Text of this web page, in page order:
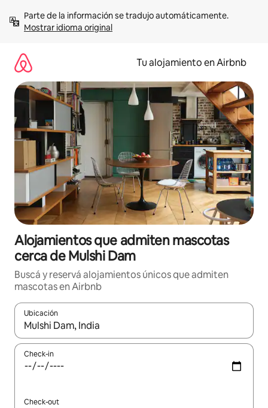
contenidoMostrar idioma original
Tu alojamiento en Airbnb
Alojamientos que admiten mascotas
cerca de Mulshi Dam
Buscá y reservá alojamientos únicos que admiten
mascotas en Airbnb
Ubicación
Cuando los resultados estén disponibles, navegá con las
Check-in
Check-out